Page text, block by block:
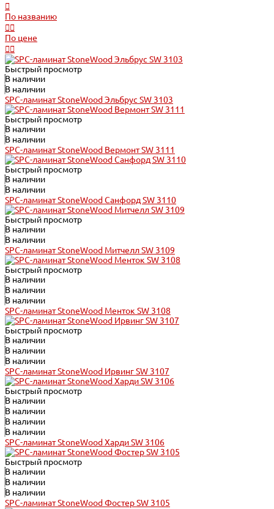
По названию
По цене
Быстрый просмотр
В наличии
В наличии
SPC-ламинат StoneWood Эльбрус SW 3103
Быстрый просмотр
В наличии
В наличии
SPC-ламинат StoneWood Вермонт SW 3111
Быстрый просмотр
В наличии
В наличии
SPC-ламинат StoneWood Санфорд SW 3110
Быстрый просмотр
В наличии
В наличии
SPC-ламинат StoneWood Митчелл SW 3109
Быстрый просмотр
В наличии
В наличии
В наличии
SPC-ламинат StoneWood Менток SW 3108
Быстрый просмотр
В наличии
В наличии
В наличии
SPC-ламинат StoneWood Ирвинг SW 3107
Быстрый просмотр
В наличии
В наличии
В наличии
В наличии
SPC-ламинат StoneWood Харди SW 3106
Быстрый просмотр
В наличии
В наличии
В наличии
SPC-ламинат StoneWood Фостер SW 3105